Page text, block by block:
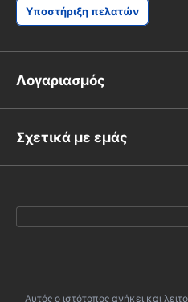
Υποστήριξη πελατών
Λογαριασμός
Σχετικά με εμάς
Αυτός ο ιστότοπος ανήκει και